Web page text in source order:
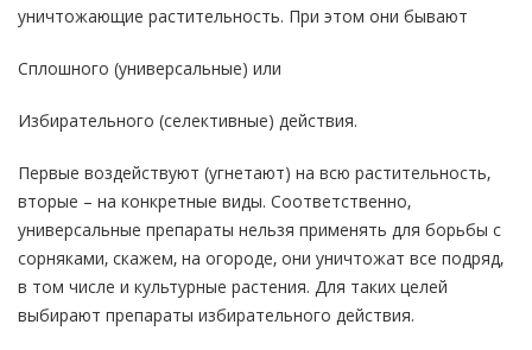
уничтожающие растительность. При этом они бывают
Сплошного (универсальные) или
Избирательного (селективные) действия.
Первые воздействуют (угнетают) на всю растительность,
вторые – на конкретные виды. Соответственно,
универсальные препараты нельзя применять для борьбы с
сорняками, скажем, на огороде, они уничтожат все подряд,
в том числе и культурные растения. Для таких целей
выбирают препараты избирательного действия.